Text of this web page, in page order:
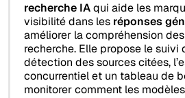
recherche IAqui aide les
visibilité dans les réponses
améliorer la compréhension
recherche. Elle propose le suivi
détection des sources citées,
concurrentiel et un tableau de
monitorer comment les